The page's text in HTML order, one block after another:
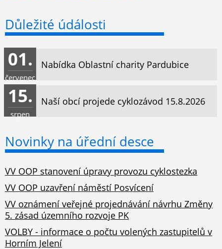
Důležité údálosti
Nabídka Oblastní charity Pardubice
01.
červenec
Naší obcí projede cyklozávod 15.8.2026
15.
srpen
Novinky na úřední desce
VV OOP stanovení úpravy provozu cyklostezka
VV OOP uzavření náměstí Posvícení
VV oznámení veřejné projednávání návrhu Změny
5. zásad územního rozvoje PK
VOLBY - informace o počtu volených zastupitelů v
Horním Jelení